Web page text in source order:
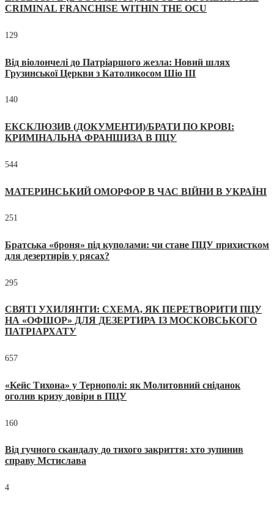
CRIMINAL FRANCHISE WITHIN THE OCU
129
Від віолончелі до Патріаршого жезла: Новий шлях
Грузинської Церкви з Католикосом Шіо III
140
ЕКСКЛЮЗИВ (ДОКУМЕНТИ)/БРАТИ ПО КРОВІ:
КРИМІНАЛЬНА ФРАНШИЗА В ПЦУ
544
МАТЕРИНСЬКИЙ ОМОРФОР В ЧАС ВІЙНИ В УКРАЇНІ
251
Братська «броня» під куполами: чи стане ПЦУ прихистком
для дезертирів у рясах?
295
СВЯТІ УХИЛЯНТИ: СХЕМА, ЯК ПЕРЕТВОРИТИ ПЦУ
НА «ОФШОР» ДЛЯ ДЕЗЕРТИРА ІЗ МОСКОВСЬКОГО
ПАТРІАРХАТУ
657
«Кейс Тихона» у Тернополі: як Молитовний сніданок
оголив кризу довіри в ПЦУ
160
Від гучного скандалу до тихого закриття: хто зупинив
справу Мстислава
4